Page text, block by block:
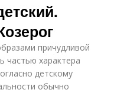
причудливой
частью характера
детскому
обычно